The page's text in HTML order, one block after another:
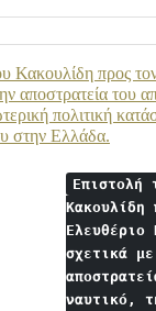
Κακουλίδη προς
αποστρατεία του
πολιτική
στην Ελλάδα.
Επιστολή
Κακουλίδη
Ελευθέριο
σχετικά
ναυτικό,